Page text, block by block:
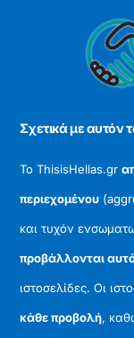
Σχετικά με αυτόν
Το ThisisHellas.gr
περιεχομένου
και τυχόν
προβάλλονται
ιστοσελίδες. Οι
κάθε προβολή,